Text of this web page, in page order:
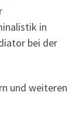
in
bei der
und weiteren